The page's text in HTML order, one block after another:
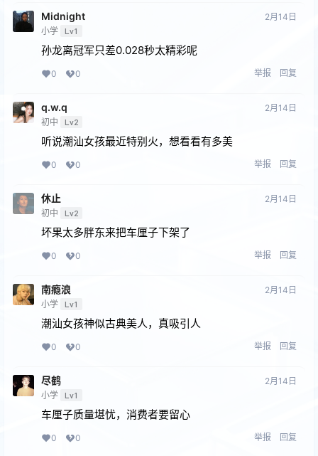
Midnight
小学 Lv1
2月14日
孙龙离冠军只差0.028秒太精彩呢
0 0 举报 回复
q.w.q
初中 Lv2
2月14日
听说潮汕女孩最近特别火，想看看有多美
0 0 举报 回复
休止
初中 Lv2
2月14日
坏果太多胖东来把车厘子下架了
0 0 举报 回复
南瘾浪
小学 Lv1
2月14日
潮汕女孩神似古典美人，真吸引人
0 0 举报 回复
尽鹤
小学 Lv1
2月14日
车厘子质量堪忧，消费者要留心
0 0 举报 回复